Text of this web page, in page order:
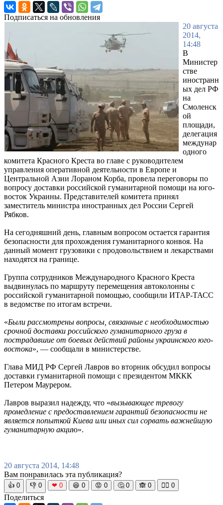
Подписаться на обновления
20 августа
2014,
14:48
В
Министер
стве
иностранн
ых дел РФ
на
Смоленск
ой
площади,
делегация
междунар
одного
комитета Красного Креста во главе с руководителем
управления оперативной деятельности в Европе и
Центральной Азии Лораном Корба, провела переговоры по
вопросу доставки российской гуманитарной помощи на юго-
восток Украины. Представителей комитета принял
заместитель министра иностранных дел России Сергей
Рябков.
На сегодняшний день, главным вопросом остается гарантия
безопасности для прохождения гуманитарного конвоя. На
данный момент грузовики с продовольствием и лекарствами
находятся на границе.
Группа сотрудников Международного Красного Креста
выдвинулась по маршруту перемещения автоколонны с
российской гуманитарной помощью, сообщили ИТАР-ТАСС
в ведомстве по итогам встречи.
«Были рассмотрены вопросы, связанные с необходимостью
срочной доставки российского гуманитарного груза в
пострадавшие от боевых действий районы украинского юго-
востока», — сообщали в министерстве.
Глава МИД РФ Сергей Лавров во вторник обсудил вопросы
доставки гуманитарной помощи с президентом МККК
Петером Маурером.
Лавров выразил надежду, что «вызывающее тревогу
промедление с предоставлением гарантий безопасности не
является попыткой Киева или иных сил сорвать важнейшую
гуманитарную акцию».
20 августа 2014, 14:48
Вам понравилась эта публикация?
👍 0 👎 0 ❤ 0 😆 0 😡 0 🤔 0 🙈 0 🧘‍♀️ 0
Поделиться